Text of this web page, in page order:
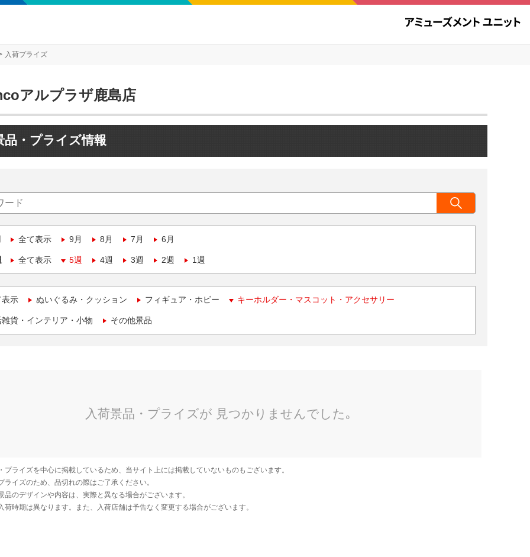
入荷プライズ
アルプラザ鹿島店
品・プライズ情報
全て表示 9月 8月 7月 6月
全て表示 5週 4週 3週 2週 1週
表示 ぬいぐるみ・クッション フィギュア・ホビー キーホルダー・マスコット・アクセサリー
貨・インテリア・小物 その他景品